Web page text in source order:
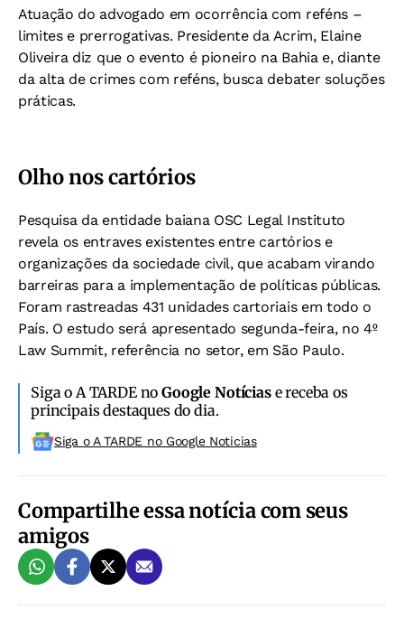
Atuação do advogado em ocorrência com reféns –
limites e prerrogativas. Presidente da Acrim, Elaine
Oliveira diz que o evento é pioneiro na Bahia e, diante
da alta de crimes com reféns, busca debater soluções
práticas.
Olho nos cartórios
Pesquisa da entidade baiana OSC Legal Instituto
revela os entraves existentes entre cartórios e
organizações da sociedade civil, que acabam virando
barreiras para a implementação de políticas públicas.
Foram rastreadas 431 unidades cartoriais em todo o
País. O estudo será apresentado segunda-feira, no 4º
Law Summit, referência no setor, em São Paulo.
Siga o A TARDE noGoogle Notíciase receba os
principais destaques do dia.
Siga o A TARDE no Google Noticias
Compartilhe essa notícia com seus
amigos